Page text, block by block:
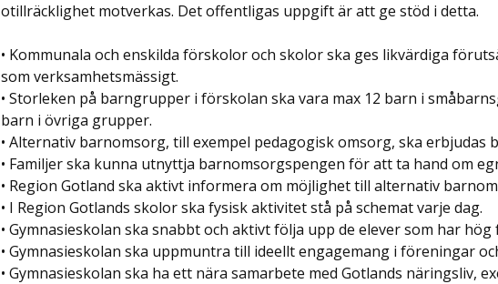
otillräcklighet motverkas. Det offentligas uppgift är att ge stöd i detta.
• Kommunala och enskilda förskolor och skolor ska ges likvärdiga
som verksamhetsmässigt.
• Storleken på barngrupper i förskolan ska vara max 12 barn i
barn i övriga grupper.
• Alternativ barnomsorg, till exempel pedagogisk omsorg, ska erbjudas
• Familjer ska kunna utnyttja barnomsorgspengen för att ta hand om
• Region Gotland ska aktivt informera om möjlighet till alternativ
• I Region Gotlands skolor ska fysisk aktivitet stå på schemat varje dag.
• Gymnasieskolan ska snabbt och aktivt följa upp de elever som har hög
• Gymnasieskolan ska uppmuntra till ideellt engagemang i föreningar
• Gymnasieskolan ska ha ett nära samarbete med Gotlands näringsliv,